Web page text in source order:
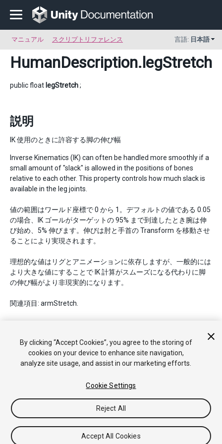
マニュアル スクリプトリファレンス 言語: 日本語
HumanDescription.legStretch
public float legStretch;
説明
IK 使用のときに許容する脚の伸び幅
Inverse Kinematics (IK) can often be handled more smoothly if a
small amount of "slack" is allowed in the positions of bones
relative to each other. This property controls how much slack is
available in the leg joints.
値の範囲はワールド座標で 0 から 1。デフォルトの値である 0.05
の場合、IK ゴールがターゲットの 95% まで到達したとき腕は伸
び始め、5% 伸びます。伸びは肘と手首の Transform を移動させ
ることにより実現されます。
理想的な値はリグとアニメーションに依存しますが、一般的には
より大きな値にすることで IK 計算がスムーズになる代わりに脚
の伸び幅がより非現実的になります。
関連項目: armStretch.
Copyright © 2017 Unity Technologies. Publication 5.6
チュートリアル
Answers ナレッジベース フォーラム
ットストア
法律関連 プライバシーポリシー クッキー
私の個
Your Privacy Choices (Cookie Settings)
フィードバック
By clicking “Accept Cookies”, you agree to the storing of
cookies on your device to enhance site navigation,
analyze site usage, and assist in our marketing efforts.
Cookie Settings
Reject All
Accept All Cookies